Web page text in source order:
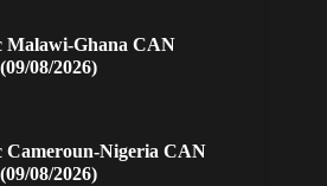
Malawi-Ghana CAN
08/2026)
Cameroun-Nigeria CAN
08/2026)